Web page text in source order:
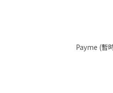
Payme (暫